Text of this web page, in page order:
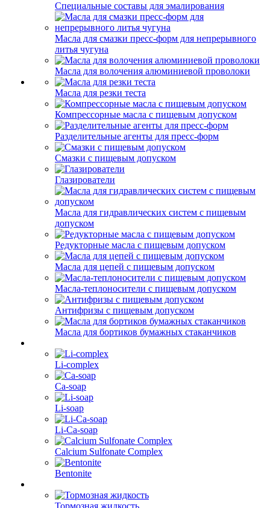
Специальные составы для эмалирования
Масла для смазки пресс-форм для непрерывного
литья чугуна
Масла для волочения алюминиевой проволоки
Масла для резки теста
Компрессорные масла с пищевым допуском
Разделительные агенты для пресс-форм
Смазки с пищевым допуском
Глазирователи
Масла для гидравлических систем с пищевым
допуском
Редукторные масла с пищевым допуском
Масла для цепей с пищевым допуском
Масла-теплоносители с пищевым допуском
Антифризы с пищевым допуском
Масла для бортиков бумажных стаканчиков
Li-complex
Ca-soap
Li-soap
Li-Ca-soap
Calcium Sulfonate Complex
Bentonite
Тормозная жидкость